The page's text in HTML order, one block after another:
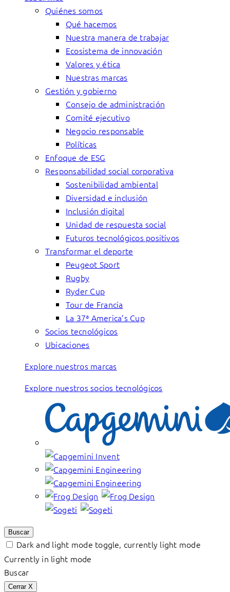
Quiénes somos
Qué hacemos
Nuestra manera de trabajar
Ecosistema de innovación
Valores y ética
Nuestras marcas
Gestión y gobierno
Consejo de administración
Comité ejecutivo
Negocio responsable
Políticas
Enfoque de ESG
Responsabilidad social corporativa
Sostenibilidad ambiental
Diversidad e inclusión
Inclusión digital
Unidad de respuesta social
Futuros tecnológicos positivos
Transformar el deporte
Peugeot Sport
Rugby
Ryder Cup
Tour de Francia
La 37ª America’s Cup
Socios tecnológicos
Ubicaciones
Explore nuestros marcas
Explore nuestros socios tecnológicos
Buscar
Dark and light mode toggle, currently light mode
Currently in light mode
Buscar
Cerrar X